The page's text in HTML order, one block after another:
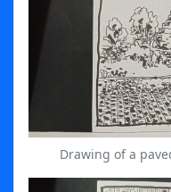
Drawing of a